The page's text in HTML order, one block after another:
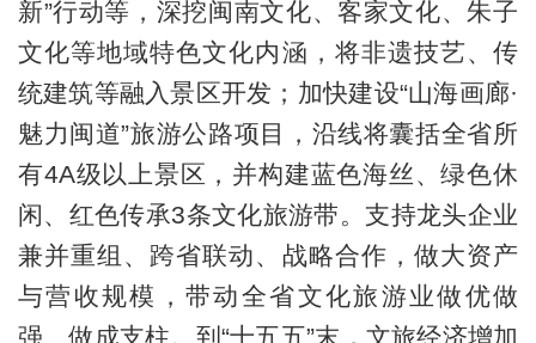
新”行动等，深挖闽南文化、客家文化、朱子
文化等地域特色文化内涵，将非遗技艺、传
统建筑等融入景区开发；加快建设“山海画廊·
魅力闽道”旅游公路项目，沿线将囊括全省所
有4A级以上景区，并构建蓝色海丝、绿色休
闲、红色传承3条文化旅游带。支持龙头企业
兼并重组、跨省联动、战略合作，做大资产
与营收规模，带动全省文化旅游业做优做
强、做成支柱。到“十五五”末，文旅经济增加